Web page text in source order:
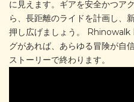
に見えます。ギアを安全かつア
ら、長距離のライドを計画し、
押し広げましょう。 Rhinowalk
グがあれば、あらゆる冒険が自
ストーリーで終わります。